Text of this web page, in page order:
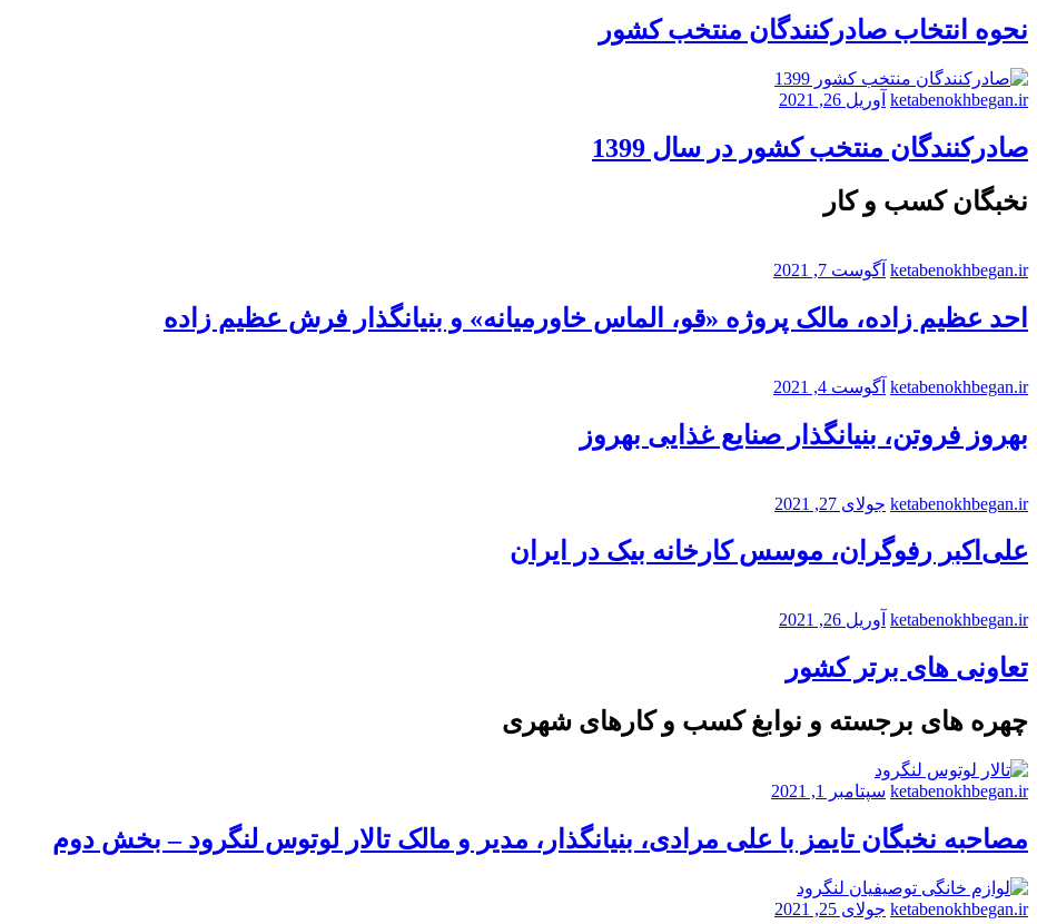
نحوه انتخاب صادرکنندگان منتخب کشور
ketabenokhbegan.ir آوریل 26, 2021
صادرکنندگان منتخب کشور در سال 1399
نخبگان کسب و کار
ketabenokhbegan.ir آگوست 7, 2021
احد عظیم زاده، مالک پروژه «قو، الماس خاورمیانه» و بنیانگذار فرش عظیم زاده
ketabenokhbegan.ir آگوست 4, 2021
بهروز فروتن، بنیانگذار صنایع غذایی بهروز
ketabenokhbegan.ir جولای 27, 2021
علی‌اکبر رفوگران، موسس کارخانه بیک در ایران
ketabenokhbegan.ir آوریل 26, 2021
تعاونی های برتر کشور
چهره های برجسته و نوابغ کسب و کارهای شهری
ketabenokhbegan.ir سپتامبر 1, 2021
مصاحبه نخبگان تایمز با علی مرادی، بنیانگذار، مدیر و مالک تالار لوتوس لنگرود – بخش دوم
ketabenokhbegan.ir جولای 25, 2021